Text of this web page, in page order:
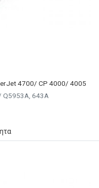
4700/ CP 4000/ 4005
Q5953A, 643A